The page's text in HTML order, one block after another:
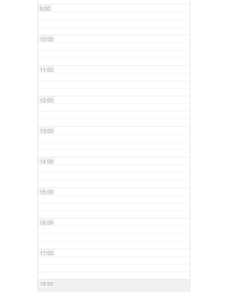
9:00
10:00
11:00
12:00
13:00
14:00
15:00
16:00
17:00
18:00